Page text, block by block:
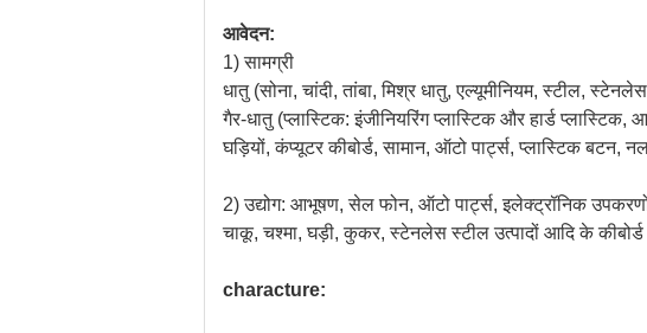
आवेदन:
1) सामग्री
धातु (सोना, चांदी, तांबा, मिश्र धातु, एल्यूमीनियम, स्टील,
गैर-धातु (प्लास्टिक: इंजीनियरिंग प्लास्टिक और हार्ड
घड़ियों, कंप्यूटर कीबोर्ड, सामान, ऑटो पार्ट्स, प्लास्टिक बटन,
2) उद्योग: आभूषण, सेल फोन, ऑटो पार्ट्स, इलेक्ट्रॉनिक
चाकू, चश्मा, घड़ी, कुकर, स्टेनलेस स्टील उत्पादों आदि के
characture: